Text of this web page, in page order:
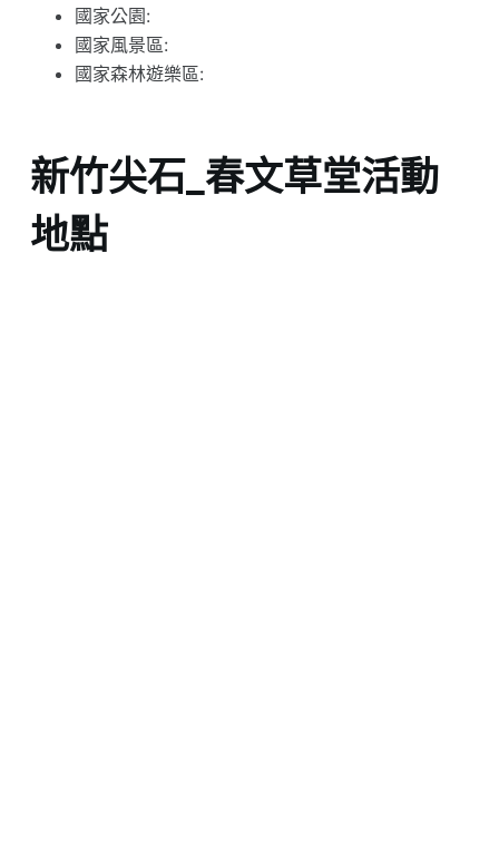
國家公園:
國家風景區:
國家森林遊樂區:
新竹尖石_春文草堂活動
地點